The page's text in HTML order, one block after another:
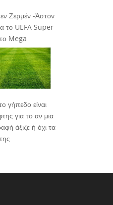
Ζερμέν -Άστον
το UEFA Super
Mega
γήπεδο είναι
για το αν μια
άξιζε ή όχι τα